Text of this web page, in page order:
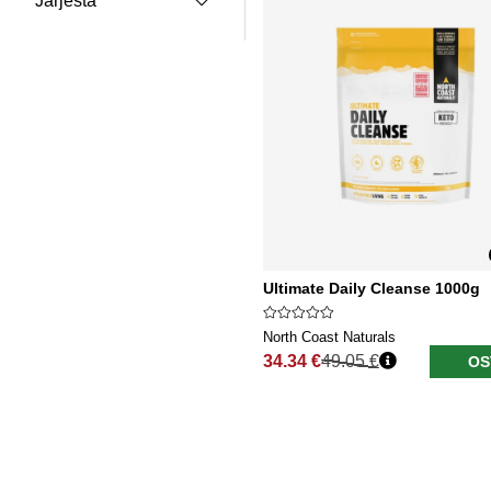
Ultimate Daily Cleanse 1000g
North Coast Naturals
34.34 €
Normaali hinta
49.05 €